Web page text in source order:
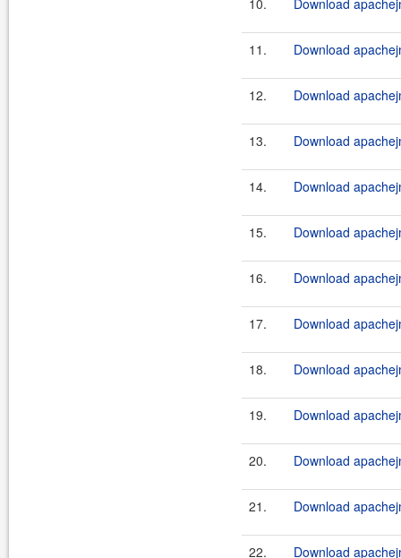
10. Download
11. Download
12. Download
13. Download
14. Download
15. Download
16. Download
17. Download
18. Download
19. Download
20. Download
21. Download
22. Download